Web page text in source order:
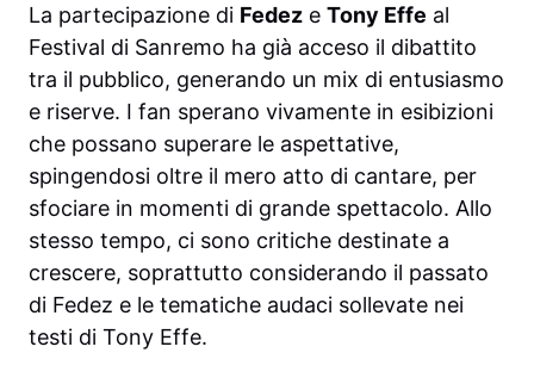
La partecipazione di Fedez e Tony Effe al
Festival di Sanremo ha già acceso il dibattito
tra il pubblico, generando un mix di entusiasmo
e riserve. I fan sperano vivamente in esibizioni
che possano superare le aspettative,
spingendosi oltre il mero atto di cantare, per
sfociare in momenti di grande spettacolo. Allo
stesso tempo, ci sono critiche destinate a
crescere, soprattutto considerando il passato
di Fedez e le tematiche audaci sollevate nei
testi di Tony Effe.